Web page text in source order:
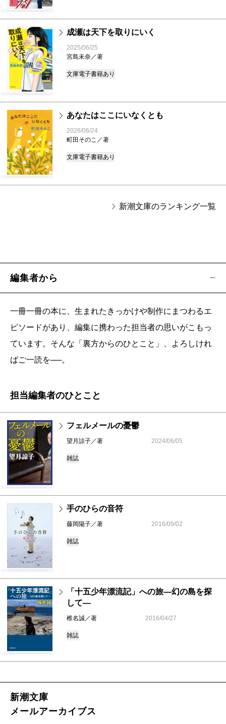
3
成瀬は天下を取りにいく
2025/06/25
宮島未奈／著
文庫電子書籍あり
4
あなたはここにいなくとも
2026/06/24
町田そのこ／著
文庫電子書籍あり
新潮文庫のランキング一覧
編集者から
一冊一冊の本に、生まれたきっかけや制作にまつわるエ
ピソードがあり、編集に携わった担当者の思いがこもっ
ています。そんな「裏方からのひとこと」、よろしけれ
ばご一読を──。
担当編集者のひとこと
フェルメールの憂鬱
望月諒子／著 2024/06/05
雑誌
手のひらの音符
藤岡陽子／著 2016/09/02
雑誌
「十五少年漂流記」への旅―幻の島を探
して―
椎名誠／著 2016/04/27
雑誌
新潮文庫
メールアーカイブス